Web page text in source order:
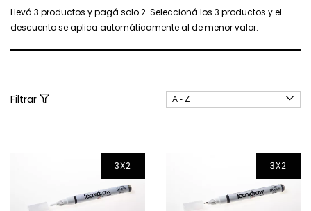
Llevá 3 productos y pagá solo 2. Seleccioná los 3 productos y el
descuento se aplica automáticamente al de menor valor.
Filtrar
3X2 3X2